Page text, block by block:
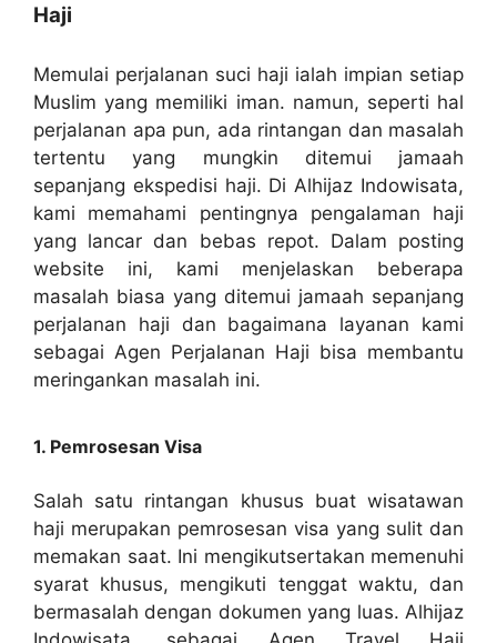
Haji
Memulai perjalanan suci haji ialah impian setiap
Muslim yang memiliki iman. namun, seperti hal
perjalanan apa pun, ada rintangan dan masalah
tertentu yang mungkin ditemui jamaah
sepanjang ekspedisi haji. Di Alhijaz Indowisata,
kami memahami pentingnya pengalaman haji
yang lancar dan bebas repot. Dalam posting
website ini, kami menjelaskan beberapa
masalah biasa yang ditemui jamaah sepanjang
perjalanan haji dan bagaimana layanan kami
sebagai Agen Perjalanan Haji bisa membantu
meringankan masalah ini.
1. Pemrosesan Visa
Salah satu rintangan khusus buat wisatawan
haji merupakan pemrosesan visa yang sulit dan
memakan saat. Ini mengikutsertakan memenuhi
syarat khusus, mengikuti tenggat waktu, dan
bermasalah dengan dokumen yang luas. Alhijaz